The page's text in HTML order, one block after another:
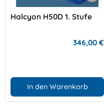
Halcyon H50D 1. Stufe
346,00 €
In den Warenkorb